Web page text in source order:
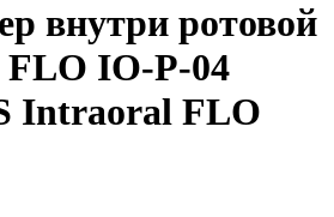
внутри ротовой
IO-P-04
Intraoral FLO